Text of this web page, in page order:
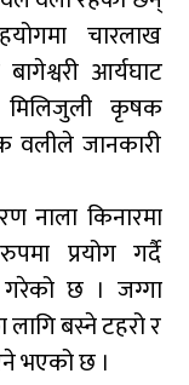
चारलाख
आर्यघाट
मिलिजुली कृषक
वलीले जानकारी
नाला किनारमा
प्रयोग गर्दै
छ । जग्गा
बस्ने टहरो र
भएको छ ।